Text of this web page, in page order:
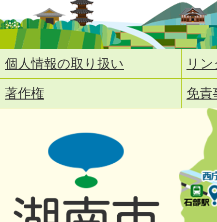
個人情報の取り扱い
リ
著作権
免責